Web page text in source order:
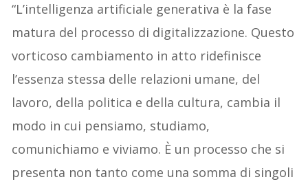
“L’intelligenza artificiale generativa è la fase
matura del processo di digitalizzazione. Questo
vorticoso cambiamento in atto ridefinisce
l’essenza stessa delle relazioni umane, del
lavoro, della politica e della cultura, cambia il
modo in cui pensiamo, studiamo,
comunichiamo e viviamo. È un processo che si
presenta non tanto come una somma di singoli